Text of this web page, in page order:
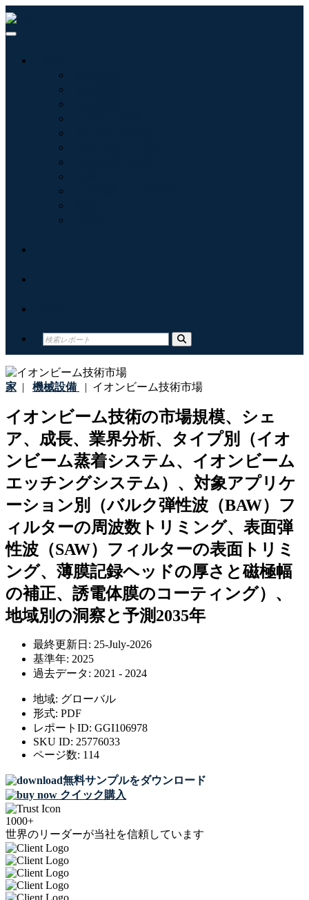
家 | 機械設備 | イオンビーム技術市場
イオンビーム技術の市場規模、シェ
ア、成長、業界分析、タイプ別（イオ
ンビーム蒸着システム、イオンビーム
エッチングシステム）、対象アプリケ
ーション別（バルク弾性波（BAW）フ
ィルターの周波数トリミング、表面弾
性波（SAW）フィルターの表面トリミ
ング、薄膜記録ヘッドの厚さと磁極幅
の補正、誘電体膜のコーティング）、
地域別の洞察と予測2035年
最終更新日: 25-July-2026
基準年: 2025
過去データ: 2021 - 2024
地域: グローバル
形式: PDF
レポートID: GGI106978
SKU ID: 25776033
ページ数: 114
無料サンプルをダウンロード
クイック購入
1000+
世界のリーダーが当社を信頼しています